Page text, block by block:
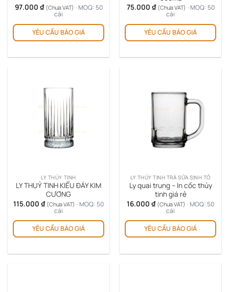
97.000 ₫ (Chưa VAT) · MOQ: 50
cái
YÊU CẦU BÁO GIÁ
75.000 ₫ (Chưa VAT) · MOQ: 50
cái
YÊU CẦU BÁO GIÁ
LY THỦY TINH
LY THUỶ TINH KIỂU ĐÁY KIM
CƯƠNG
115.000 ₫ (Chưa VAT) · MOQ: 50
cái
YÊU CẦU BÁO GIÁ
LY THỦY TINH TRÀ SỮA SINH TỐ
Ly quai trung – In cốc thủy
tinh giá rẻ
16.000 ₫ (Chưa VAT) · MOQ: 50
cái
YÊU CẦU BÁO GIÁ